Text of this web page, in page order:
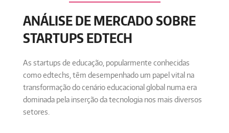
ANÁLISE DE MERCADO SOBRE
STARTUPS EDTECH
As startups de educação, popularmente conhecidas
como edtechs, têm desempenhado um papel vital na
transformação do cenário educacional global numa era
dominada pela inserção da tecnologia nos mais diversos
setores.